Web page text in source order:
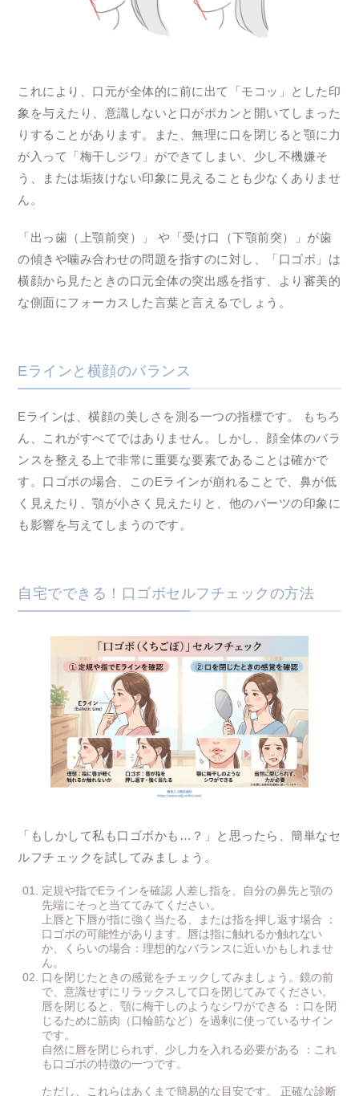
これにより、口元が全体的に前に出て「モコッ」とした印
象を与えたり、意識しないと口がポカンと開いてしまった
りすることがあります。また、無理に口を閉じると顎に力
が入って「梅干しジワ」ができてしまい、少し不機嫌そ
う、または垢抜けない印象に見えることも少なくありませ
ん。
「出っ歯（上顎前突）」 や「受け口（下顎前突）」が歯
の傾きや噛み合わせの問題を指すのに対し、「口ゴボ」は
横顔から見たときの口元全体の突出感を指す、より審美的
な側面にフォーカスした言葉と言えるでしょう。
Eラインと横顔のバランス
Eラインは、横顔の美しさを測る一つの指標です。 もちろ
ん、これがすべてではありません。しかし、顔全体のバラ
ンスを整える上で非常に重要な要素であることは確かで
す。口ゴボの場合、このEラインが崩れることで、鼻が低
く見えたり、顎が小さく見えたりと、他のパーツの印象に
も影響を与えてしまうのです。
自宅でできる！口ゴボセルフチェックの方法
「もしかして私も口ゴボかも…？」と思ったら、簡単なセ
ルフチェックを試してみましょう。
定規や指でEラインを確認 人差し指を、自分の鼻先と顎の
先端にそっと当ててみてください。
上唇と下唇が指に強く当たる、または指を押し返す場合 ：
口ゴボの可能性があります。唇は指に触れるか触れない
か、くらいの場合：理想的なバランスに近いかもしれませ
ん。
口を閉じたときの感覚をチェックしてみましょう。鏡の前
で、意識せずにリラックスして口を閉じてみてください。
唇を閉じると、顎に梅干しのようなシワができる ：口を閉
じるために筋肉（口輪筋など）を過剰に使っているサイン
です。
自然に唇を閉じられず、少し力を入れる必要がある ：これ
も口ゴボの特徴の一つです。
ただし、これらはあくまで簡易的な目安です。 正確な診断